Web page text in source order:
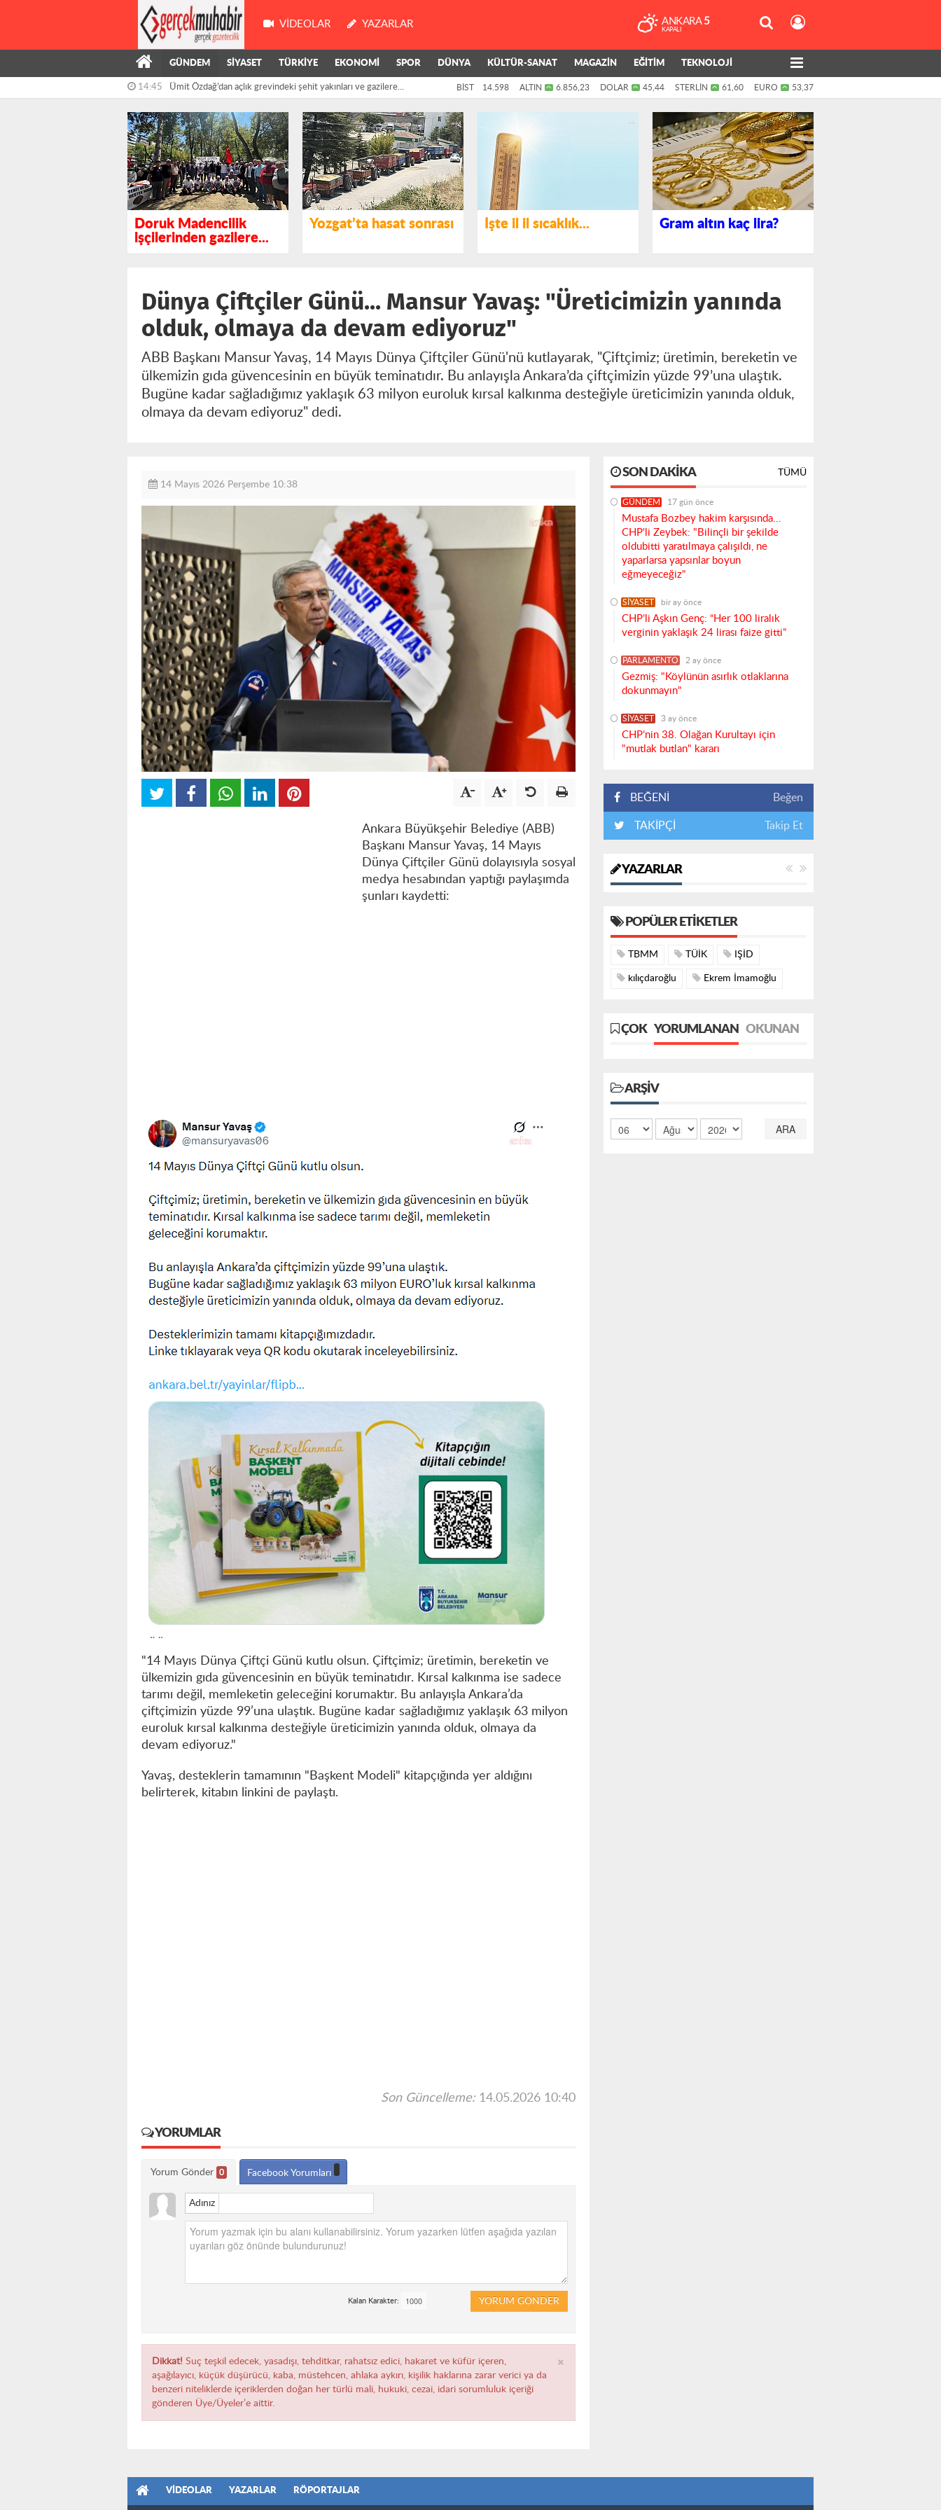
VIDEOLAR YAZARLAR ANKARA 5
KAPALI
GÜNDEM SİYASET TÜRKİYE EKONOMİ SPOR DÜNYA KÜLTÜR-SANAT MAGAZİN EĞİTİM TEKNOLOJİ
14:45 Ümit Özdağ’dan açlık grevindeki şehit yakınları ve gazilere...
14:14 Kanko: "Tasarruf Vatandaşa, İsraf Kamuya Olmaz" BİST 14.598 ALTIN 6.856,23 DOLAR 45,44 STERLİN 61,60 EURO 53,37
Doruk Madencilik
işçilerinden gazilere...
Yozgat’ta hasat sonrası İşte il il sıcaklık... Gram altın kaç lira?
Dünya Çiftçiler Günü... Mansur Yavaş: "Üreticimizin yanında
olduk, olmaya da devam ediyoruz"
ABB Başkanı Mansur Yavaş, 14 Mayıs Dünya Çiftçiler Günü'nü kutlayarak, "Çiftçimiz; üretimin, bereketin ve
ülkemizin gıda güvencesinin en büyük teminatıdır. Bu anlayışla Ankara’da çiftçimizin yüzde 99’una ulaştık.
Bugüne kadar sağladığımız yaklaşık 63 milyon euroluk kırsal kalkınma desteğiyle üreticimizin yanında olduk,
olmaya da devam ediyoruz" dedi.
14 Mayıs 2026 Perşembe 10:38
Ankara Büyükşehir Belediye (ABB)
Başkanı Mansur Yavaş, 14 Mayıs
Dünya Çiftçiler Günü dolayısıyla sosyal
medya hesabından yaptığı paylaşımda
şunları kaydetti:
"14 Mayıs Dünya Çiftçi Günü kutlu olsun. Çiftçimiz; üretimin, bereketin ve
ülkemizin gıda güvencesinin en büyük teminatıdır. Kırsal kalkınma ise sadece
tarımı değil, memleketin geleceğini korumaktır. Bu anlayışla Ankara’da
çiftçimizin yüzde 99’una ulaştık. Bugüne kadar sağladığımız yaklaşık 63 milyon
euroluk kırsal kalkınma desteğiyle üreticimizin yanında olduk, olmaya da
devam ediyoruz."
Yavaş, desteklerin tamamının "Başkent Modeli" kitapçığında yer aldığını
belirterek, kitabın linkini de paylaştı.
Son Güncelleme: 14.05.2026 10:40
YORUMLAR
Yorum Gönder 0 Facebook Yorumları
Adınız
YORUM GÖNDER
Kalan Karakter:
×
Dikkat! Suç teşkil edecek, yasadışı, tehditkar, rahatsız edici, hakaret ve küfür içeren,
aşağılayıcı, küçük düşürücü, kaba, müstehcen, ahlaka aykırı, kişilik haklarına zarar verici ya da
benzeri niteliklerde içeriklerden doğan her türlü mali, hukuki, cezai, idari sorumluluk içeriği
gönderen Üye/Üyeler’e aittir.
SON DAKIKA TÜMÜ
GÜNDEM 17 gün önce
Mustafa Bozbey hakim karşısında...
CHP'li Zeybek: "Bilinçli bir şekilde
oldubitti yaratılmaya çalışıldı, ne
yaparlarsa yapsınlar boyun
eğmeyeceğiz"
SİYASET bir ay önce
CHP’li Aşkın Genç: “Her 100 liralık
verginin yaklaşık 24 lirası faize gitti”
PARLAMENTO 2 ay önce
Gezmiş: "Köylünün asırlık otlaklarına
dokunmayın"
SİYASET 3 ay önce
CHP’nin 38. Olağan Kurultayı için
"mutlak butlan" kararı
BEĞENİ Beğen
TAKİPÇİ Takip Et
YAZARLAR
POPÜLER ETIKETLER
TBMM TÜİK IŞİD
kılıçdaroğlu Ekrem İmamoğlu
ÇOK YORUMLANAN OKUNAN
ARŞIV
ARA
VIDEOLAR YAZARLAR RÖPORTAJLAR